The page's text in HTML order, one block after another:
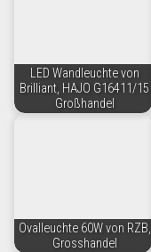
LED Wandleuchte von
Brilliant, HAJO G16411/15
Großhandel
Ovalleuchte 60W von RZB,
Grosshandel